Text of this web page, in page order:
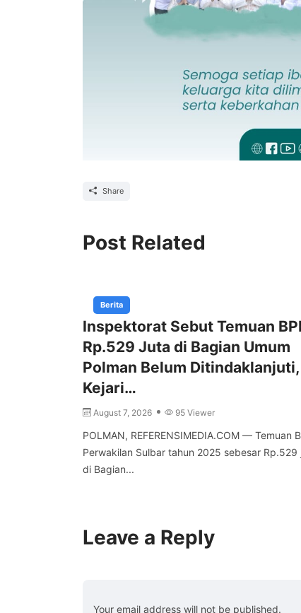
Share
Post Related
Berita
Inspektorat Sebut Temuan
Rp.529 Juta di Bagian Umum
Polman Belum Ditindaklanjuti,
Kejari…
August 7, 2026 95 Viewer
POLMAN, REFERENSIMEDIA.COM — Temuan
Perwakilan Sulbar tahun 2025 sebesar Rp.529
di Bagian...
Leave a Reply
Your email address will not be published.